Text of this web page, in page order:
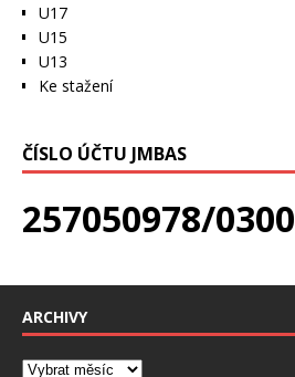
U17
U15
U13
Ke stažení
ČÍSLO ÚČTU JMBAS
257050978/0300
ARCHIVY